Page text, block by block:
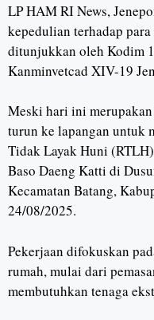
LP HAM RI News,
kepedulian terhadap
ditunjukkan oleh Kodim
Kanminvetcad XIV-19
Meski hari ini
turun ke lapangan untuk
Tidak Layak Huni
Baso Daeng Katti di
Kecamatan Batang,
24/08/2025.
Pekerjaan difokuskan
rumah, mulai dari
membutuhkan tenaga